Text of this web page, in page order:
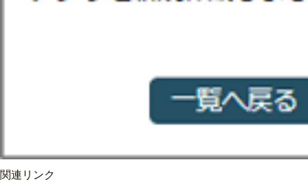
関連リンク